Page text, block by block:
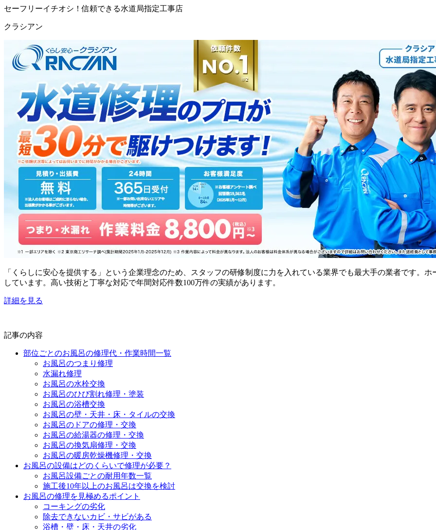
セーフリーイチオシ！信頼できる水道局指定工事店
クラシアン
「くらしに安心を提供する」という企業理念のため、スタッフの研修制度に力を入れている業界でも最大手の業者です。
しています。高い技術と丁寧な対応で年間対応件数100万件の実績があります。
詳細を見る
記事の内容
部位ごとのお風呂の修理代・作業時間一覧
お風呂のつまり修理
水漏れ修理
お風呂の水栓交換
お風呂のひび割れ修理・塗装
お風呂の浴槽交換
お風呂の壁・天井・床・タイルの交換
お風呂のドアの修理・交換
お風呂の給湯器の修理・交換
お風呂の換気扇修理・交換
お風呂の暖房乾燥機修理・交換
お風呂の設備はどのくらいで修理が必要？
お風呂設備ごとの耐用年数一覧
施工後10年以上のお風呂は交換を検討
お風呂の修理を見極めるポイント
コーキングの劣化
除去できないカビ・サビがある
浴槽・壁・床・天井の劣化